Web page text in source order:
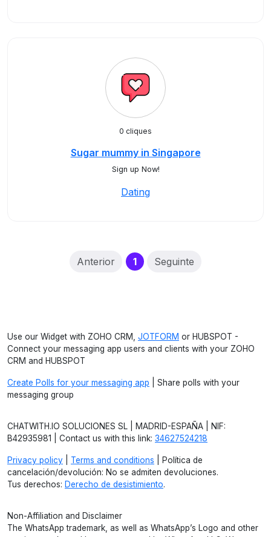
0 cliques
Sugar mummy in Singapore
Sign up Now!
Dating
Anterior 1(current)
Seguinte
Use our Widget with ZOHO CRM, JOTFORM or HUBSPOT -
Connect your messaging app users and clients with your ZOHO
CRM and HUBSPOT
Create Polls for your messaging app | Share polls with your
messaging group
CHATWITH.IO SOLUCIONES SL | MADRID-ESPAÑA | NIF:
B42935981 | Contact us with this link: 34627524218
Privacy policy Terms and conditions | Política de
cancelación/devolución: No se admiten devoluciones.
Tus derechos: Derecho de desistimiento.
Non-Affiliation and Disclaimer
The WhatsApp trademark, as well as WhatsApp’s Logo and other